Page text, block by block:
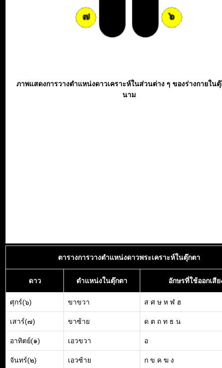
ภาพแสดงการวางตำแหน่งดาวเคราะห์ในส่วนต่าง ๆ ของร่างกายใน
นาม
ตารางการวางตำแหน่งดาวพระเคราะห์ในตุ๊กตา
ดาว ตำแหน่งในตุ๊กตา อักษรที่ใช้ออกเสีย
ศุกร์(๖) ขาขวา ส ศ ษ ห ฬ ฮ
เสาร์(๗) ขาซ้าย ด ต ถ ท ธ น
อาทิตย์(๑) เอวขวา อ
จันทร์(๒) เอวซ้าย ก ข ค ฆ ง